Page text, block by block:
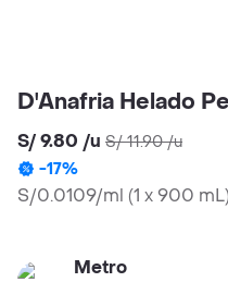
D'Anafria Helado
S/ 9.80 /u S/ 11.90/u
-17%
S/0.0109/ml (1 x 900 mL)
Metro